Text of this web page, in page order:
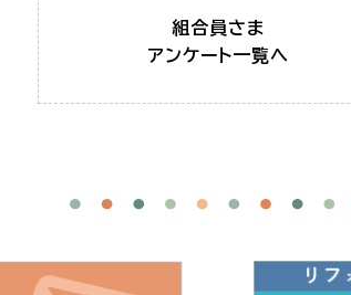
組合員さま
アンケート一覧へ